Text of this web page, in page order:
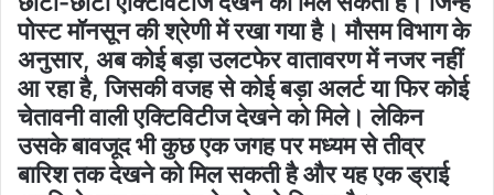
पोस्ट मॉनसून की श्रेणी में रखा गया है। मौसम विभाग के
अनुसार, अब कोई बड़ा उलटफेर वातावरण में नजर नहीं
आ रहा है, जिसकी वजह से कोई बड़ा अलर्ट या फिर कोई
चेतावनी वाली एक्टिविटीज देखने को मिले। लेकिन
उसके बावजूद भी कुछ एक जगह पर मध्यम से तीव्र
बारिश तक देखने को मिल सकती है और यह एक ड्राई